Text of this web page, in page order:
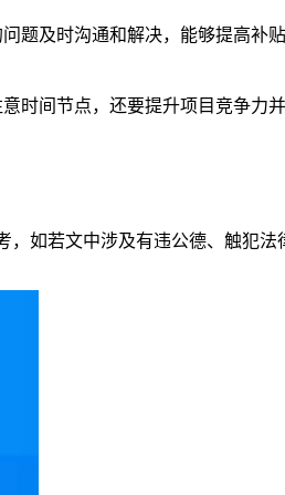
题及时沟通和解决，能够提高补
时间节点，还要提升项目竞争力
如若文中涉及有违公德、触犯